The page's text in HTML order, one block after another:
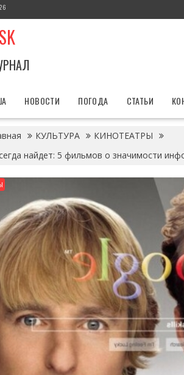
НОВОСТИ ПОГОДА СТАТЬИ
КУЛЬТУРА
КИНОТЕАТРЫ
найдет: 5 фильмов о значимости